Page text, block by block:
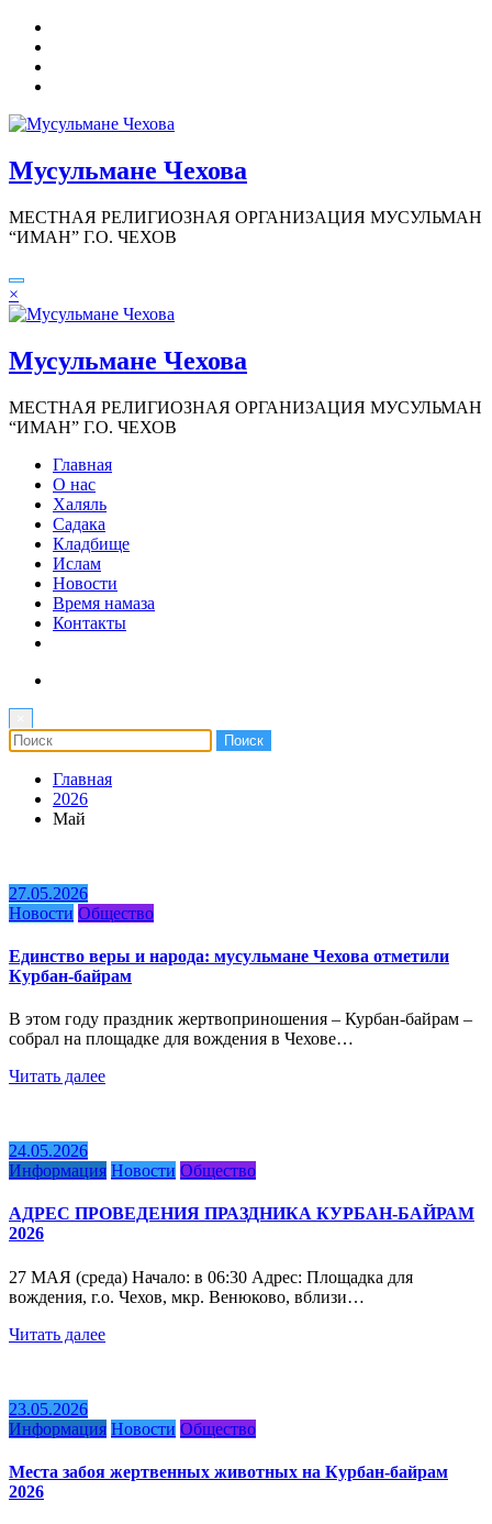
Перейти
содержимому
Мусульмане Чехова
МЕСТНАЯ РЕЛИГИОЗНАЯ ОРГАНИЗАЦИЯ МУСУЛЬМАН
“ИМАН” Г.О. ЧЕХОВ
×
Мусульмане Чехова
МЕСТНАЯ РЕЛИГИОЗНАЯ ОРГАНИЗАЦИЯ МУСУЛЬМАН
“ИМАН” Г.О. ЧЕХОВ
Главная
О нас
Халяль
Садака
Кладбище
Ислам
Новости
Время намаза
Контакты
Главная
2026
Май
27.05.2026
Новости Общество
Единство веры и народа: мусульмане Чехова отметили
Курбан-байрам
В этом году праздник жертвоприношения – Курбан-байрам –
собрал на площадке для вождения в Чехове…
Читать далее
24.05.2026
Информация Новости Общество
АДРЕС ПРОВЕДЕНИЯ ПРАЗДНИКА КУРБАН-БАЙРАМ
2026
27 МАЯ (среда) Начало: в 06:30 Адрес: Площадка для
вождения, г.о. Чехов, мкр. Венюково, вблизи…
Читать далее
23.05.2026
Информация Новости Общество
Места забоя жертвенных животных на Курбан-байрам
2026